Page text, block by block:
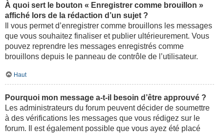
À quoi sert le bouton « Enregistrer comme brouillon »
affiché lors de la rédaction d’un sujet ?
Il vous permet d’enregistrer comme brouillons les messages
que vous souhaitez finaliser et publier ultérieurement. Vous
pouvez reprendre les messages enregistrés comme
brouillons depuis le panneau de contrôle de l’utilisateur.
Haut
Pourquoi mon message a-t-il besoin d’être approuvé ?
Les administrateurs du forum peuvent décider de soumettre
à des vérifications les messages que vous rédigez sur le
forum. Il est également possible que vous ayez été placé